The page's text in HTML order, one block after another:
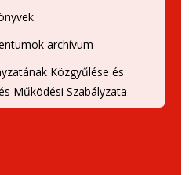
archívum
Közgyűlése és
Működési Szabályzata